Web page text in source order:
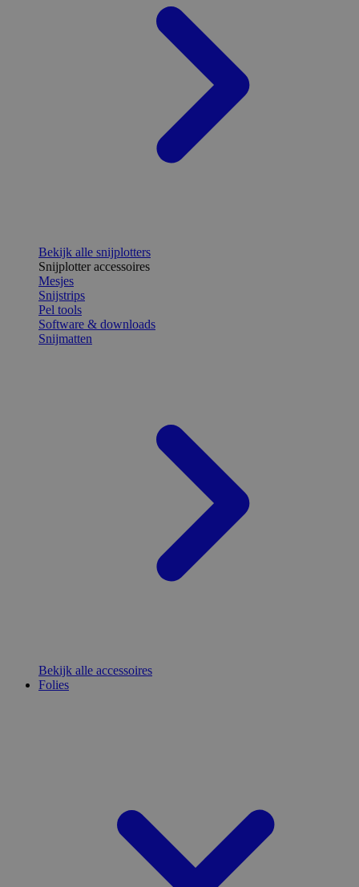
Bekijk alle snijplotters
Snijplotter accessoires
Mesjes
Snijstrips
Pel tools
Software & downloads
Snijmatten
Bekijk alle accessoires
Folies